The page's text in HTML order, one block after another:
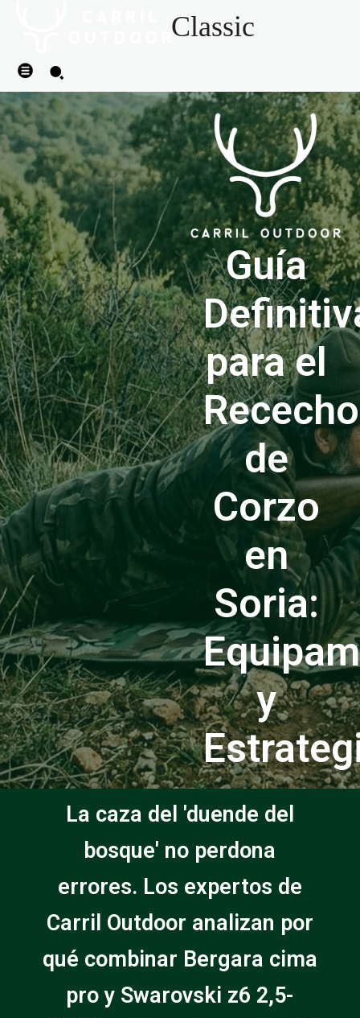
Classic
Guía
para el
Rececho
de
Corzo
en
Soria:
y
La caza del 'duende del
bosque' no perdona
errores. Los expertos de
Carril Outdoor analizan por
qué combinar Bergara cima
pro y Swarovski z6 2,5-